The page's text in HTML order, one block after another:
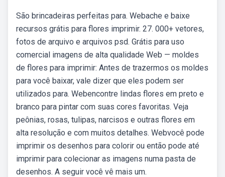
São brincadeiras perfeitas para. Webache e baixe
recursos grátis para flores imprimir. 27. 000+ vetores,
fotos de arquivo e arquivos psd. Grátis para uso
comercial imagens de alta qualidade Web — moldes
de flores para imprimir: Antes de trazermos os moldes
para você baixar, vale dizer que eles podem ser
utilizados para. Webencontre lindas flores em preto e
branco para pintar com suas cores favoritas. Veja
peônias, rosas, tulipas, narcisos e outras flores em
alta resolução e com muitos detalhes. Webvocê pode
imprimir os desenhos para colorir ou então pode até
imprimir para colecionar as imagens numa pasta de
desenhos. A seguir você vê mais um.